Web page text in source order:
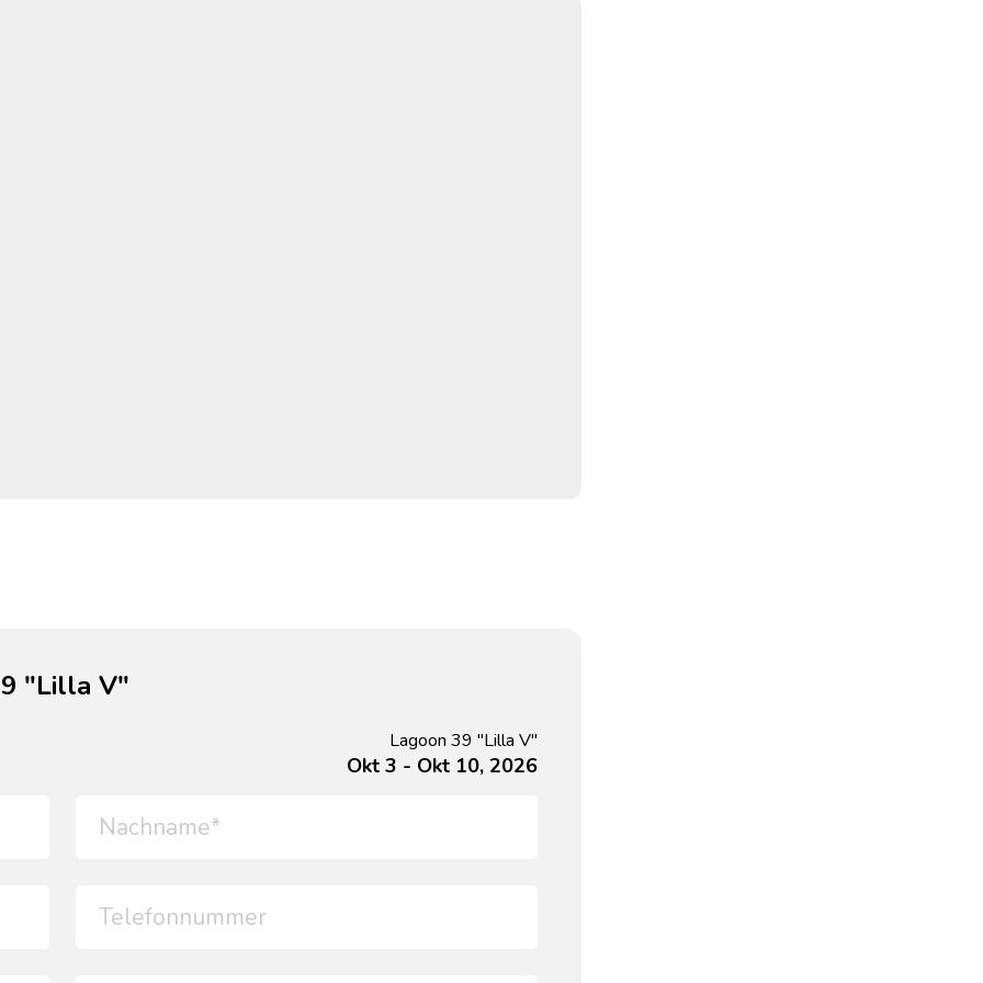
"Lilla V"
Lagoon 39 "Lilla V"
Okt 3 - Okt 10, 2026